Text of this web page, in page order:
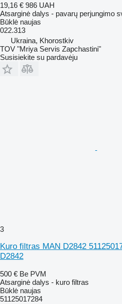
19,16 € 986 UAH
Atsarginė dalys - pavarų perjungimo
Būklė naujas
022.313
Ukraina, Khorostkiv
TOV "Mriya Servis Zapchastini"
Susisiekite su pardavėju
3
Kuro filtras MAN D2842
D2842
500 € Be PVM
Atsarginė dalys - kuro filtras
Būklė naujas
51125017284